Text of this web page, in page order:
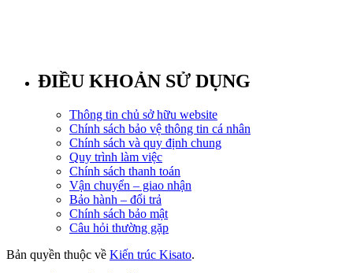
ĐIỀU KHOẢN SỬ DỤNG
Thông tin chủ sở hữu website
Chính sách bảo vệ thông tin cá nhân
Chính sách và quy định chung
Quy trình làm việc
Chính sách thanh toán
Vận chuyển – giao nhận
Bảo hành – đổi trả
Chính sách bảo mật
Câu hỏi thường gặp
Bản quyền thuộc về Kiến trúc Kisato.